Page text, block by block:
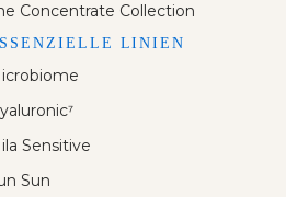
Concentrate Collection
LINIEN
Sensitive
Sun